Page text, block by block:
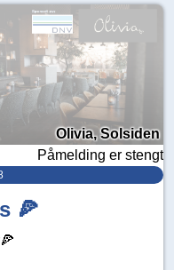
Olivia, Solsiden
Påmelding er stengt
🍕